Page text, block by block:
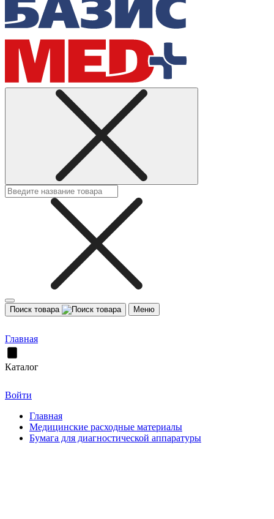
Поиск товара Меню
Главная
Каталог
Войти
Главная
Медицинские расходные материалы
Бумага для диагностической аппаратуры